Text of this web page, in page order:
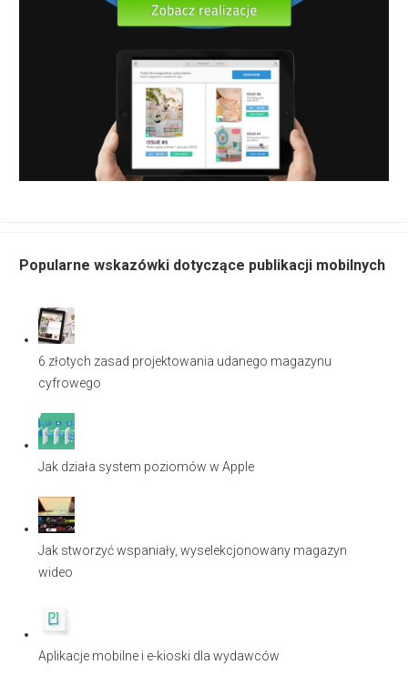
Popularne wskazówki dotyczące publikacji mobilnych
6 złotych zasad projektowania udanego magazynu
cyfrowego
Jak działa system poziomów w Apple
Jak stworzyć wspaniały, wyselekcjonowany magazyn
wideo
Aplikacje mobilne i e-kioski dla wydawców